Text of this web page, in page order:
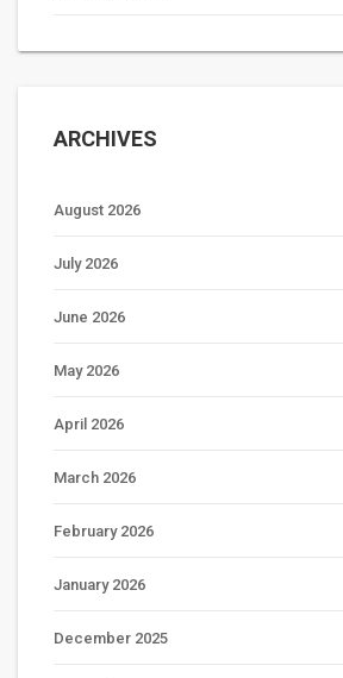
ARCHIVES
August 2026
July 2026
June 2026
May 2026
April 2026
March 2026
February 2026
January 2026
December 2025